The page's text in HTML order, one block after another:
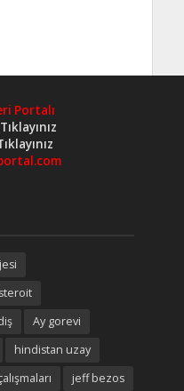
Portalı
Ay gorevi
hindistan uzay
jeff bezos